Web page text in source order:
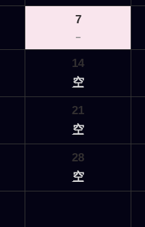
7
－
14
空
21
空
28
空